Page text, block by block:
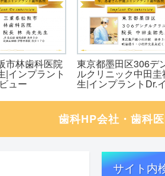
市林歯科医院
|インプラント
ュー
東京都墨田区306デ
ルクリニック中田圭
生|インプラントDr.
歯科HP会社・歯科
サイト内